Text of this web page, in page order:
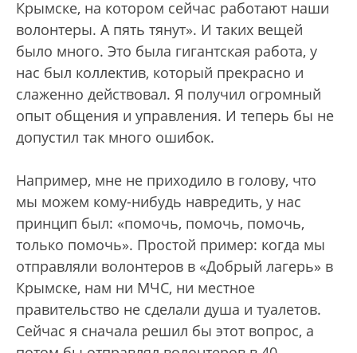
Крымске, на котором сейчас работают наши
волонтеры. А пять тянут». И таких вещей
было много. Это была гигантская работа, у
нас был коллектив, который прекрасно и
слаженно действовал. Я получил огромный
опыт общения и управления. И теперь бы не
допустил так много ошибок.
Например, мне не приходило в голову, что
мы можем кому-нибудь навредить, у нас
принцип был: «помочь, помочь, помочь,
только помочь». Простой пример: когда мы
отправляли волонтеров в «Добрый лагерь» в
Крымске, нам ни МЧС, ни местное
правительство не сделали душа и туалетов.
Сейчас я сначала решил бы этот вопрос, а